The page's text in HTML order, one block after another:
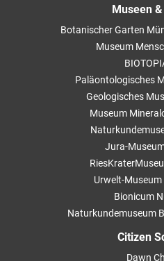
Museen
Botanischer Garten
Museum
Paläontologisches
Geologisches
Museum
Jura-
Urwelt-
Bionicum
Naturkundemuseum
Citizen
Dawn